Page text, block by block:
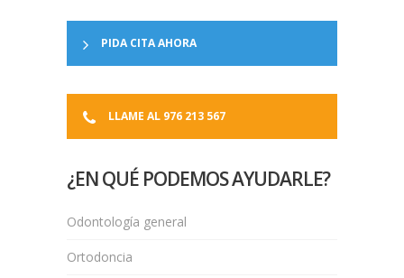
PIDA CITA AHORA
LLAME AL 976 213 567
¿EN QUÉ PODEMOS AYUDARLE?
Odontología general
Ortodoncia